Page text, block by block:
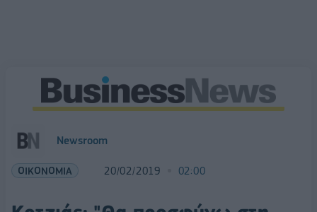
Newsroom
ΟΙΚΟΝΟΜΙΑ 20/02/2019 02:00